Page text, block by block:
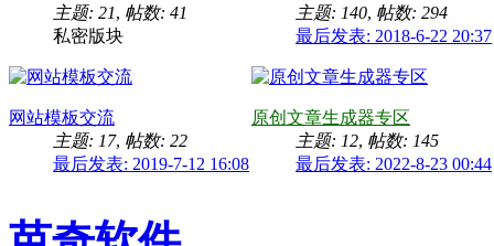
主题: 21, 帖数: 41
私密版块
主题: 140, 帖数: 294
最后发表: 2018-6-22 20:37
网站模板交流
主题: 17, 帖数: 22
最后发表: 2019-7-12 16:08
原创文章生成器专区
主题: 12, 帖数: 145
最后发表: 2022-8-23 00:44